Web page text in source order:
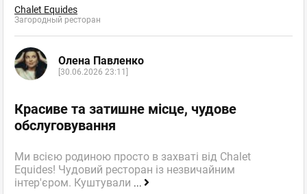
Chalet Equides
Загородный ресторан
Олена Павленко
[30.06.2026 23:11]
Красиве та затишне місце, чудове
обслуговування
Ми всією родиною просто в захваті від Chalet
Equides! Чудовий ресторан із незвичайним
інтер'єром. Куштували ...